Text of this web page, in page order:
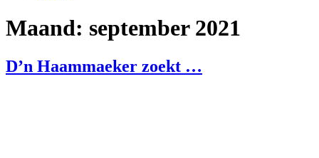
Maand: september 2021
D’n Haammaeker zoekt …